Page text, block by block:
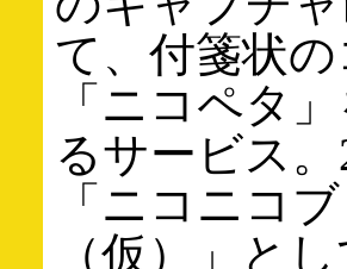
て、付箋状
「ニコペタ
るサービス
「ニコニコ
（仮）」と